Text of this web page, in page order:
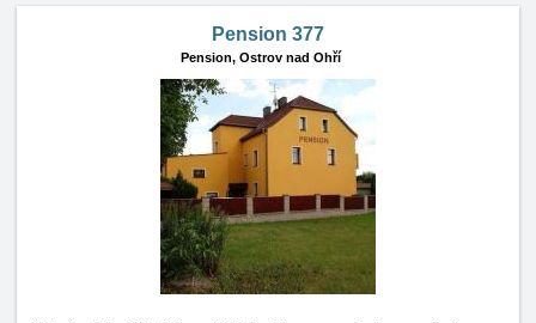
Pension 377
Pension, Ostrov nad Ohří